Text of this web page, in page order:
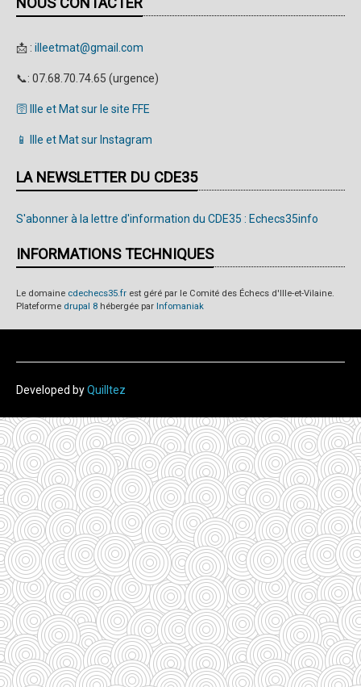
📩 : illeetmat@gmail.com
📞: 07.68.70.74.65 (urgence)
🛜 Ille et Mat sur le site FFE
📱 Ille et Mat sur Instagram
LA NEWSLETTER DU CDE35
S'abonner à la lettre d'information du CDE35 : Echecs35info
INFORMATIONS TECHNIQUES
Le domaine cdechecs35.fr est géré par le Comité des Échecs d'Ille-et-Vilaine.
Plateforme drupal 8 hébergée par Infomaniak
Developed byQuilltez